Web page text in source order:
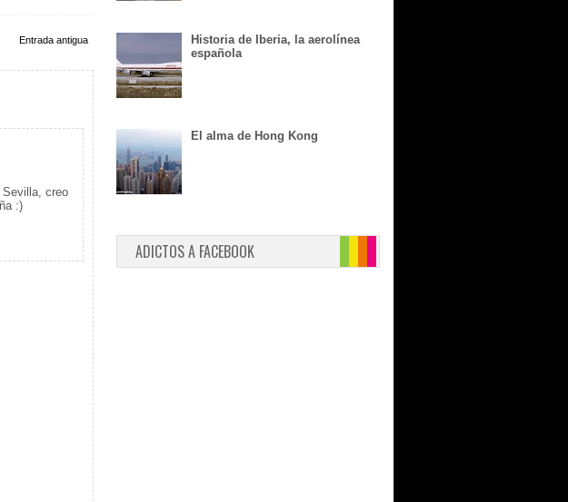
Entrada antigua
Sevilla, creo
:)
Historia de Iberia, la aerolínea
española
El alma de Hong Kong
ADICTOS A FACEBOOK